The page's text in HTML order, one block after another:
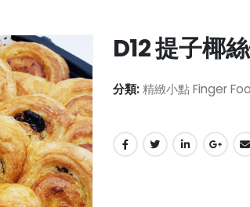
D12 提子椰
分類:精緻小點 Finger